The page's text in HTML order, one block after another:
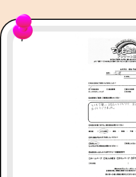
す。以下お客様レビューより
をお願いしました！迅速丁寧
かりました。ありがとうござ
す。この度はお声掛けならび
とうございました。株式会社